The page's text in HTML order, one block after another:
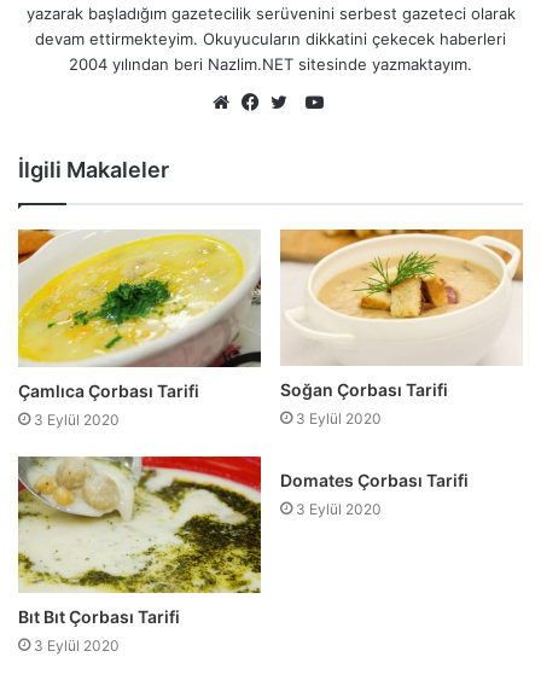
yazarak başladığım gazetecilik serüvenini serbest gazeteci olarak
devam ettirmekteyim. Okuyucuların dikkatini çekecek haberleri
2004 yılından beri Nazlim.NET sitesinde yazmaktayım.
YouTube
İlgili Makaleler
Çamlıca Çorbası Tarifi
3 Eylül 2020
Soğan Çorbası Tarifi
3 Eylül 2020
Bıt Bıt Çorbası Tarifi
3 Eylül 2020
Domates Çorbası Tarifi
3 Eylül 2020